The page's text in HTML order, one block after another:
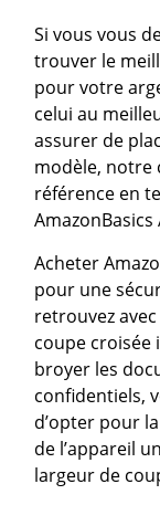
Si vous vous
trouver le
pour votre
celui au
assurer de
modèle, notre
référence en
AmazonBasics
Acheter
pour une
retrouvez
coupe croisée
broyer les
confidentiels,
d’opter pour
de l’appareil
largeur de